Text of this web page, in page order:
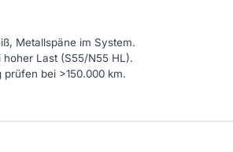
Metallspäne im System.
Last (S55/N55 HL).
bei >150.000 km.